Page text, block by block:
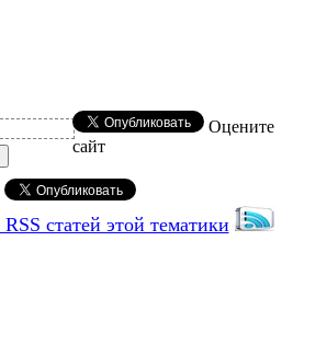
Оцените
сайт
статей этой тематики